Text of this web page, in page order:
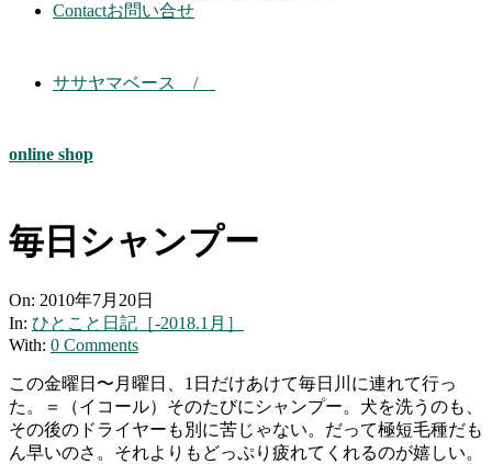
Contactお問い合せ
ササヤマベース /
online shop
毎日シャンプー
On: 2010年7月20日
In: ひとこと日記［-2018.1月］
With: 0 Comments
この金曜日〜月曜日、1日だけあけて毎日川に連れて行っ
た。＝（イコール）そのたびにシャンプー。犬を洗うのも、
その後のドライヤーも別に苦じゃない。だって極短毛種だも
ん早いのさ。それよりもどっぷり疲れてくれるのが嬉しい。